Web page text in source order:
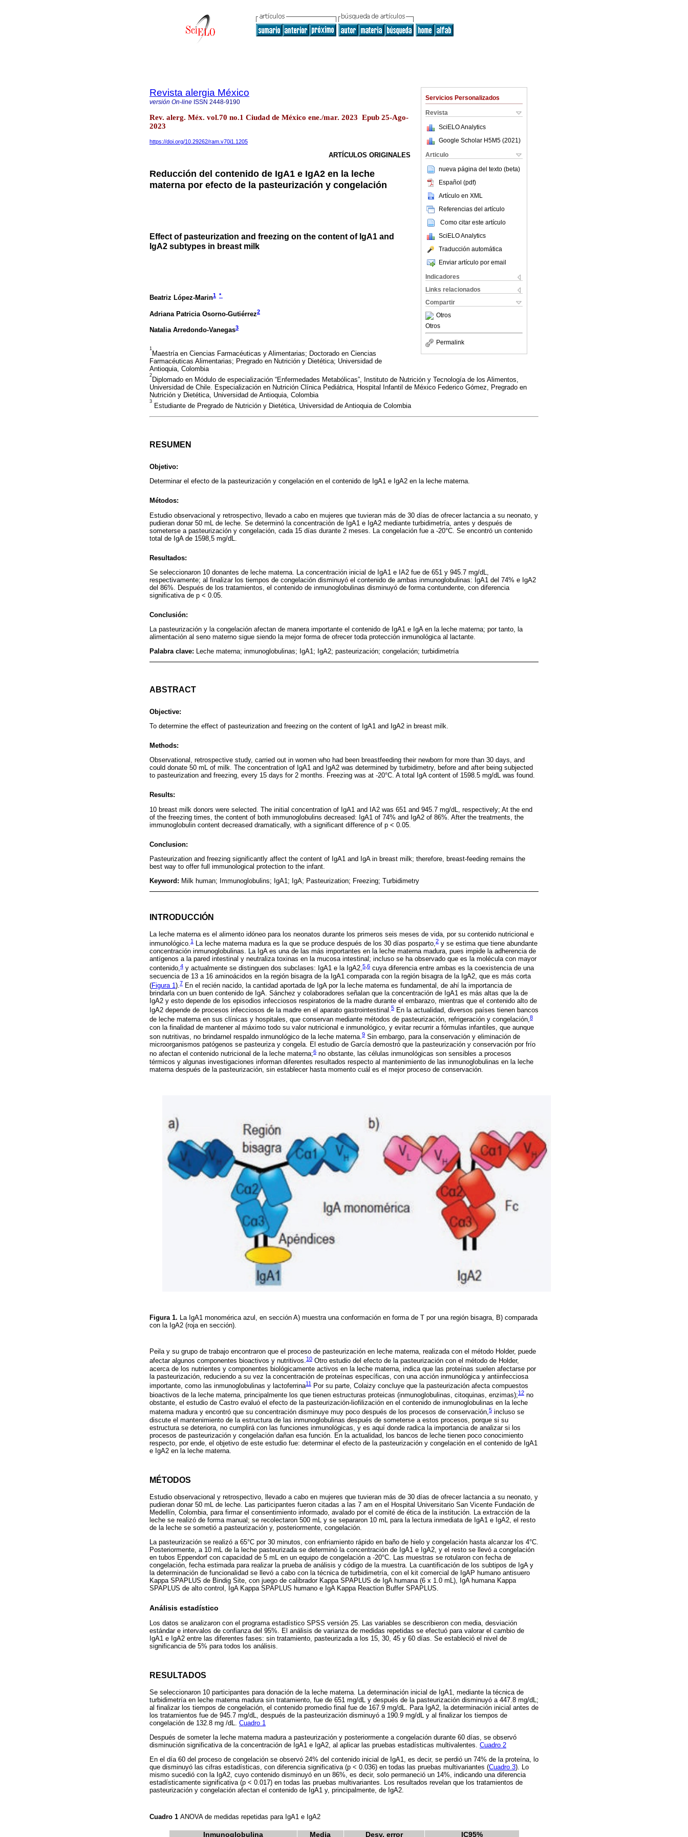
Servicios Personalizados
Revista
SciELO Analytics
Google Scholar H5M5 (2021 )
Articulo
nueva página del texto (beta)
Español (pdf)
Artículo en XML
Referencias del artículo
Como citar este artículo
SciELO Analytics
Traducción automática
Enviar artículo por email
Indicadores
Links relacionados
Compartir
Otros
Otros
Permalink
Revista alergia México
versión On-line ISSN 2448-9190
Rev. alerg. Méx. vol.70 no.1 Ciudad de México ene./mar. 2023 Epub 25-Ago-
2023
https://doi.org/10.29262/ram.v70i1.1205
ARTÍCULOS ORIGINALES
Reducción del contenido de IgA1 e IgA2 en la leche
materna por efecto de la pasteurización y congelación
Effect of pasteurization and freezing on the content of IgA1 and
IgA2 subtypes in breast milk
Beatriz López-Marin1 *
Adriana Patricia Osorno-Gutiérrez2
Natalia Arredondo-Vanegas3
1
Maestría en Ciencias Farmacéuticas y Alimentarias; Doctorado en Ciencias
Farmacéuticas Alimentarias; Pregrado en Nutrición y Dietética; Universidad de
Antioquia, Colombia
2
Diplomado en Módulo de especialización “Enfermedades Metabólicas”, Instituto de Nutrición y Tecnología de los Alimentos,
Universidad de Chile. Especialización en Nutrición Clínica Pediátrica, Hospital Infantil de México Federico Gómez, Pregrado en
Nutrición y Dietética, Universidad de Antioquia, Colombia
3
Estudiante de Pregrado de Nutrición y Dietética, Universidad de Antioquia de Colombia
RESUMEN
Objetivo:
Determinar el efecto de la pasteurización y congelación en el contenido de IgA1 e IgA2 en la leche materna.
Métodos:
Estudio observacional y retrospectivo, llevado a cabo en mujeres que tuvieran más de 30 días de ofrecer lactancia a su neonato, y
pudieran donar 50 mL de leche. Se determinó la concentración de IgA1 e IgA2 mediante turbidimetría, antes y después de
someterse a pasteurización y congelación, cada 15 días durante 2 meses. La congelación fue a -20°C. Se encontró un contenido
total de IgA de 1598,5 mg/dL.
Resultados:
Se seleccionaron 10 donantes de leche materna. La concentración inicial de IgA1 e IA2 fue de 651 y 945.7 mg/dL,
respectivamente; al finalizar los tiempos de congelación disminuyó el contenido de ambas inmunoglobulinas: IgA1 del 74% e IgA2
del 86%. Después de los tratamientos, el contenido de inmunoglobulinas disminuyó de forma contundente, con diferencia
significativa de p < 0.05.
Conclusión:
La pasteurización y la congelación afectan de manera importante el contenido de IgA1 e IgA en la leche materna; por tanto, la
alimentación al seno materno sigue siendo la mejor forma de ofrecer toda protección inmunológica al lactante.
Palabra clave: Leche materna; inmunoglobulinas; IgA1; IgA2; pasteurización; congelación; turbidimetría
ABSTRACT
Objective:
To determine the effect of pasteurization and freezing on the content of IgA1 and IgA2 in breast milk.
Methods:
Observational, retrospective study, carried out in women who had been breastfeeding their newborn for more than 30 days, and
could donate 50 mL of milk. The concentration of IgA1 and IgA2 was determined by turbidimetry, before and after being subjected
to pasteurization and freezing, every 15 days for 2 months. Freezing was at -20°C. A total IgA content of 1598.5 mg/dL was found.
Results:
10 breast milk donors were selected. The initial concentration of IgA1 and IA2 was 651 and 945.7 mg/dL, respectively; At the end
of the freezing times, the content of both immunoglobulins decreased: IgA1 of 74% and IgA2 of 86%. After the treatments, the
immunoglobulin content decreased dramatically, with a significant difference of p < 0.05.
Conclusion:
Pasteurization and freezing significantly affect the content of IgA1 and IgA in breast milk; therefore, breast-feeding remains the
best way to offer full immunological protection to the infant.
Keyword: Milk human; Immunoglobulins; IgA1; IgA; Pasteurization; Freezing; Turbidimetry
INTRODUCCIÓN
La leche materna es el alimento idóneo para los neonatos durante los primeros seis meses de vida, por su contenido nutricional e
inmunológico.1 La leche materna madura es la que se produce después de los 30 días posparto,2 y se estima que tiene abundante
concentración inmunoglobulinas. La IgA es una de las más importantes en la leche materna madura, pues impide la adherencia de
antígenos a la pared intestinal y neutraliza toxinas en la mucosa intestinal; incluso se ha observado que es la molécula con mayor
contenido,4 y actualmente se distinguen dos subclases: IgA1 e la IgA2,5 6 cuya diferencia entre ambas es la coexistencia de una
secuencia de 13 a 16 aminoácidos en la región bisagra de la IgA1 comparada con la región bisagra de la IgA2, que es más corta
(Figura 1).7 En el recién nacido, la cantidad aportada de IgA por la leche materna es fundamental, de ahí la importancia de
brindarla con un buen contenido de IgA. Sánchez y colaboradores señalan que la concentración de IgA1 es más altas que la de
IgA2 y esto depende de los episodios infecciosos respiratorios de la madre durante el embarazo, mientras que el contenido alto de
IgA2 depende de procesos infecciosos de la madre en el aparato gastrointestinal.5 En la actualidad, diversos países tienen bancos
de leche materna en sus clínicas y hospitales, que conservan mediante métodos de pasteurización, refrigeración y congelación,8
con la finalidad de mantener al máximo todo su valor nutricional e inmunológico, y evitar recurrir a fórmulas infantiles, que aunque
son nutritivas, no brindarnel respaldo inmunológico de la leche materna.9 Sin embargo, para la conservación y eliminación de
microorganismos patógenos se pasteuriza y congela. El estudio de García demostró que la pasteurización y conservación por frío
no afectan el contenido nutricional de la leche materna;6 no obstante, las células inmunológicas son sensibles a procesos
térmicos y algunas investigaciones informan diferentes resultados respecto al mantenimiento de las inmunoglobulinas en la leche
materna después de la pasteurización, sin establecer hasta momento cuál es el mejor proceso de conservación.
Figura 1.
La IgA1 monomérica azul, en sección A) muestra una conformación en forma de T por una región bisagra, B) comparada
con la IgA2 (roja en sección).
Peila y su grupo de trabajo encontraron que el proceso de pasteurización en leche materna, realizada con el método Holder, puede
afectar algunos componentes bioactivos y nutritivos.10 Otro estudio del efecto de la pasteurización con el método de Holder,
acerca de los nutrientes y componentes biológicamente activos en la leche materna, indica que las proteínas suelen afectarse por
la pasteurización, reduciendo a su vez la concentración de proteínas específicas, con una acción inmunológica y antiinfecciosa
importante, como las inmunoglobulinas y lactoferrina11
Por su parte, Colaizy concluye que la pasteurización afecta compuestos
bioactivos de la leche materna, principalmente los que tienen estructuras proteicas (inmunoglobulinas, citoquinas, enzimas);12 no
obstante, el estudio de Castro evaluó el efecto de la pasteurización-liofilización en el contenido de inmunoglobulinas en la leche
materna madura y encontró que su concentración disminuye muy poco después de los procesos de conservación,5 incluso se
discute el mantenimiento de la estructura de las inmunoglobulinas después de someterse a estos procesos, porque si su
estructura se deteriora, no cumplirá con las funciones inmunológicas, y es aquí donde radica la importancia de analizar si los
procesos de pasteurización y congelación dañan esa función. En la actualidad, los bancos de leche tienen poco conocimiento
respecto, por ende, el objetivo de este estudio fue: determinar el efecto de la pasteurización y congelación en el contenido de IgA1
e IgA2 en la leche materna.
MÉTODOS
Estudio observacional y retrospectivo, llevado a cabo en mujeres que tuvieran más de 30 días de ofrecer lactancia a su neonato, y
pudieran donar 50 mL de leche. Las participantes fueron citadas a las 7 am en el Hospital Universitario San Vicente Fundación de
Medellín, Colombia, para firmar el consentimiento informado, avalado por el comité de ética de la institución. La extracción de la
leche se realizó de forma manual; se recolectaron 500 mL y se separaron 10 mL para la lectura inmediata de IgA1 e IgA2, el resto
de la leche se sometió a pasteurización y, posteriormente, congelación.
La pasteurización se realizó a 65°C por 30 minutos, con enfriamiento rápido en baño de hielo y congelación hasta alcanzar los 4°C.
Posteriormente, a 10 mL de la leche pasteurizada se determinó la concentración de IgA1 e IgA2, y el resto se llevó a congelación
en tubos Eppendorf con capacidad de 5 mL en un equipo de congelación a -20°C. Las muestras se rotularon con fecha de
congelación, fecha estimada para realizar la prueba de análisis y código de la muestra. La cuantificación de los subtipos de IgA y
la determinación de funcionalidad se llevó a cabo con la técnica de turbidimetría, con el kit comercial de IgAP humano antisuero
Kappa SPAPLUS de Bindig Site, con juego de calibrador Kappa SPAPLUS de IgA humana (6 x 1.0 mL), IgA humana Kappa
SPAPLUS de alto control, IgA Kappa SPAPLUS humano e IgA Kappa Reaction Buffer SPAPLUS.
Análisis estadístico
Los datos se analizaron con el programa estadístico SPSS versión 25. Las variables se describieron con media, desviación
estándar e intervalos de confianza del 95%. El análisis de varianza de medidas repetidas se efectuó para valorar el cambio de
IgA1 e IgA2 entre las diferentes fases: sin tratamiento, pasteurizada a los 15, 30, 45 y 60 días. Se estableció el nivel de
significancia de 5% para todos los análisis.
RESULTADOS
Se seleccionaron 10 participantes para donación de la leche materna. La determinación inicial de IgA1, mediante la técnica de
turbidimetría en leche materna madura sin tratamiento, fue de 651 mg/dL y después de la pasteurización disminuyó a 447.8 mg/dL;
al finalizar los tiempos de congelación, el contenido promedio final fue de 167.9 mg/dL. Para IgA2, la determinación inicial antes de
los tratamientos fue de 945.7 mg/dL, después de la pasteurización disminuyó a 190.9 mg/dL y al finalizar los tiempos de
congelación de 132.8 mg /dL. Cuadro 1
Después de someter la leche materna madura a pasteurización y posteriormente a congelación durante 60 días, se observó
disminución significativa de la concentración de IgA1 e IgA2, al aplicar las pruebas estadísticas multivalentes. Cuadro 2
En el día 60 del proceso de congelación se observó 24% del contenido inicial de IgA1, es decir, se perdió un 74% de la proteína, lo
que disminuyó las cifras estadísticas, con diferencia significativa (p < 0.036) en todas las pruebas multivariantes (Cuadro 3). Lo
mismo sucedió con la IgA2, cuyo contenido disminuyó en un 86%, es decir, solo permaneció un 14%, indicando una diferencia
estadísticamente significativa (p < 0.017) en todas las pruebas multivariantes. Los resultados revelan que los tratamientos de
pasteurización y congelación afectan el contenido de IgA1 y, principalmente, de IgA2.
Cuadro 1 ANOVA de medidas repetidas para IgA1 e IgA2
Inmunoglobulina Media Desv. error IC95%